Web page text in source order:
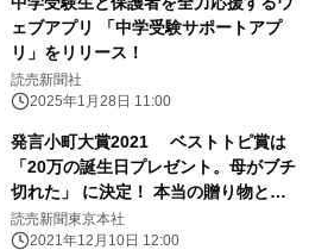
ェブアプリ 「中学受験サポートアプ
リ」をリリース！
読売新聞社
2025年1月28日 11:00
発言小町大賞2021 ベストトピ賞は
「20万の誕生日プレゼント。母がブチ
切れた」 に決定！ 本当の贈り物とは
何かを考えさせられる
読売新聞東京本社
2021年12月10日 12:00